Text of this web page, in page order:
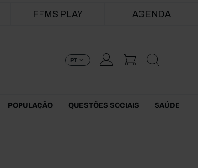
FFMS PLAY AGENDA
PT
POPULAÇÃO QUESTÕES SOCIAIS SAÚDE